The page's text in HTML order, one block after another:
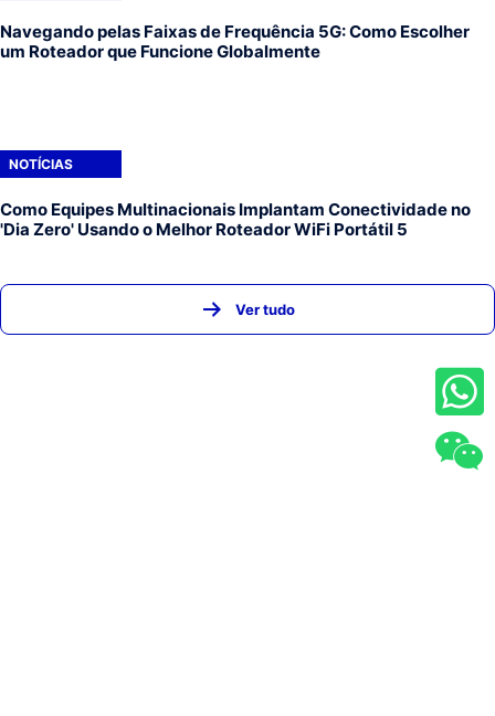
Navegando pelas Faixas de Frequência 5G: Como Escolher
um Roteador que Funcione Globalmente
NOTÍCIAS
Como Equipes Multinacionais Implantam Conectividade no
'Dia Zero' Usando o Melhor Roteador WiFi Portátil 5
Ver tudo